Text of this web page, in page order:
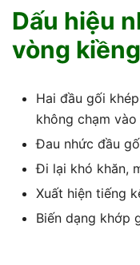
Dấu hiệu
vòng kiềng
Hai đầu gối
không chạm vào
Đau nhức đầu
Đi lại khó khăn,
Xuất hiện tiếng
Biến dạng khớp